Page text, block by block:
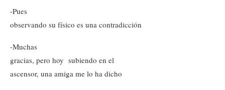
-Pues
observando su físico es una contradicción
-Muchas
gracias, pero hoy subiendo en el
ascensor, una amiga me lo ha dicho